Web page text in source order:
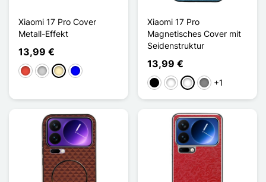
Xiaomi 17 Pro Cover
Metall-Effekt
13,99 €
Rot SilberGolden
Blau
Xiaomi 17 Pro
Magnetisches Cover mit
Seidenstruktur
13,99 €
Schwarz
WeißBleu CielGris Titanium
+1